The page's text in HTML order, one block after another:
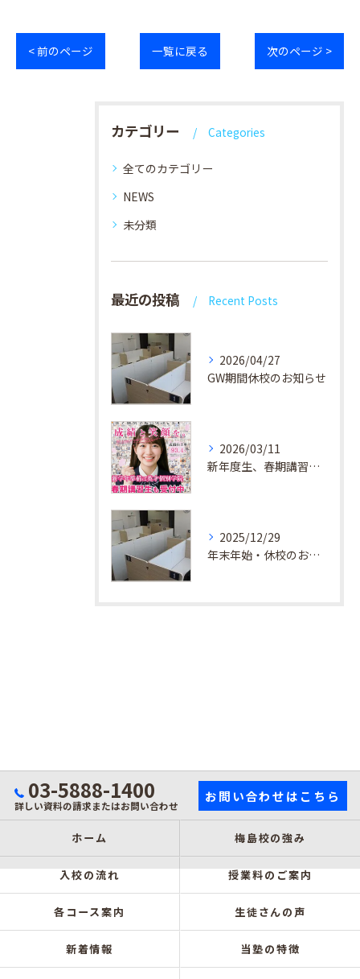
< 前のページ 一覧に戻る 次のページ >
カテゴリー Categories
全てのカテゴリー
NEWS
未分類
最近の投稿 Recent Posts
2026/04/27
GW期間休校のお知らせ
2026/03/11
新年度生、春期講習生 受付中！
2025/12/29
年末年始・休校のお知らせ
03-5888-1400
詳しい資料の請求またはお問い合わせ
お問い合わせはこちら
ホーム 梅島校の強み
入校の流れ 授業料のご案内
各コース案内 生徒さんの声
新着情報 当塾の特徴